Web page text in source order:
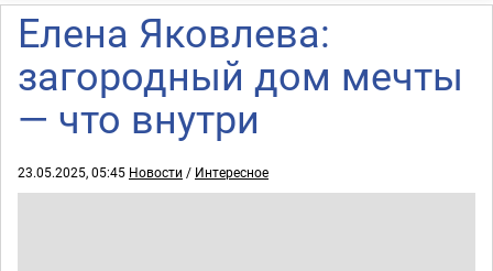
Елена Яковлева:
загородный дом мечты
— что внутри
23.05.2025, 05:45 Новости / Интересное